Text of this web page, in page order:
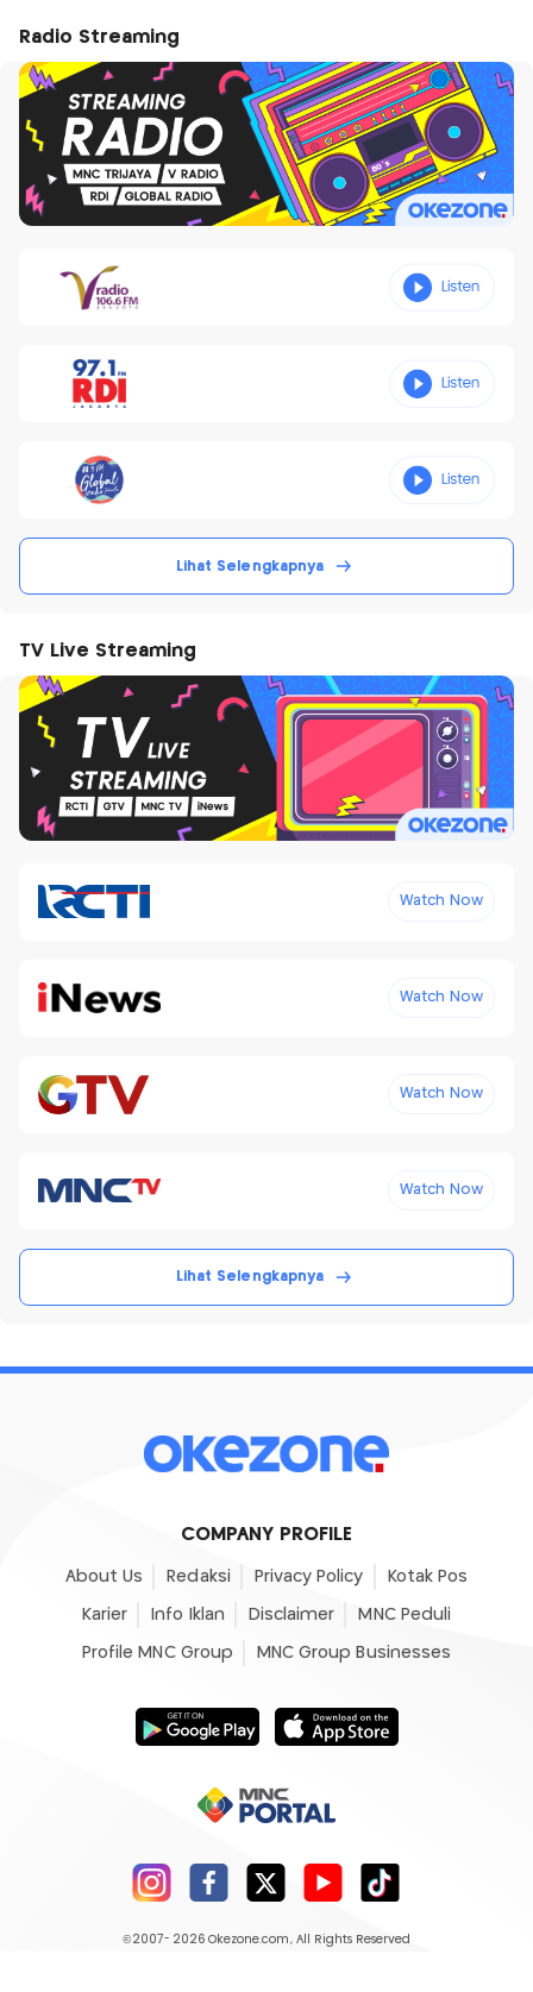
Radio Streaming
Lihat Selengkapnya
TV Live Streaming
Watch Now
Watch Now
Watch Now
Watch Now
Lihat Selengkapnya
COMPANY PROFILE
About Us Redaksi Privacy Policy Kotak Pos
Karier Info Iklan Disclaimer MNC Peduli
Profile MNC Group MNC Group Businesses
©2007- 2026 Okezone.com , All Rights Reserved